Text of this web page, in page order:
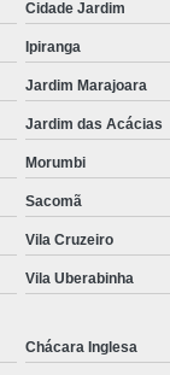
para Festa
Kit
Kit Lanches
de Frutas
Salada de Fruta
de Fruta para
de Fruta para
Cidade Jardim
Ipiranga
Jardim Marajoara
Jardim das Acácias
Morumbi
Sacomã
Vila Cruzeiro
Vila Uberabinha
Chácara Inglesa